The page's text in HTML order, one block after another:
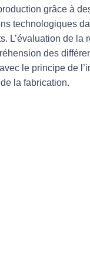
grâce à
technologiques
L’évaluation de la
des
le principe de l’
la fabrication.